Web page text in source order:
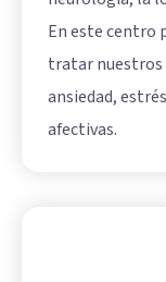
En este centro
tratar nuestros
ansiedad,
afectivas.